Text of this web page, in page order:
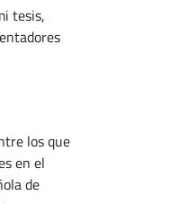
tesis,
los que
en el
de